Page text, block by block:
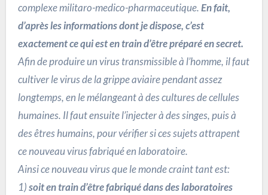
complexe militaro-medico-pharmaceutique.En fait,
d’après les informations dont je dispose, c’est
exactement ce qui est en train d’être préparé en secret.
Afin de produire un virus transmissible à l’homme, il faut
cultiver le virus de la grippe aviaire pendant assez
longtemps, en le mélangeant à des cultures de cellules
humaines. Il faut ensuite l’injecter à des singes, puis à
des êtres humains, pour vérifier si ces sujets attrapent
ce nouveau virus fabriqué en laboratoire.
Ainsi ce nouveau virus que le monde craint tant est:
1)soit en train d’être fabriqué dans des laboratoires